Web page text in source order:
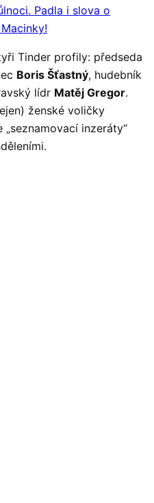
Padla i slova o
Tinder profily: předseda
Boris Šťastný, hudebník
lídr Matěj Gregor.
ženské voličky
inzeráty“